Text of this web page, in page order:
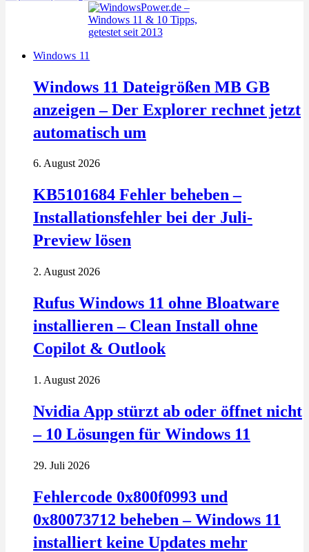
Windows 11
Windows 11 Dateigrößen MB GB
anzeigen – Der Explorer rechnet jetzt
automatisch um
6. August 2026
KB5101684 Fehler beheben –
Installationsfehler bei der Juli-
Preview lösen
2. August 2026
Rufus Windows 11 ohne Bloatware
installieren – Clean Install ohne
Copilot & Outlook
1. August 2026
Nvidia App stürzt ab oder öffnet nicht
– 10 Lösungen für Windows 11
29. Juli 2026
Fehlercode 0x800f0993 und
0x80073712 beheben – Windows 11
installiert keine Updates mehr